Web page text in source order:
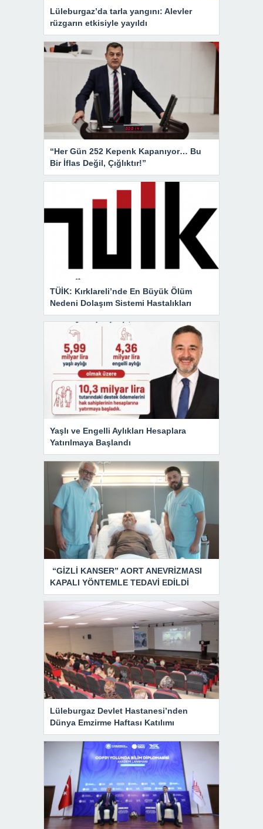
Lüleburgaz’da tarla yangını: Alevler
rüzgarın etkisiyle yayıldı
“Her Gün 252 Kepenk Kapanıyor… Bu
Bir İflas Değil, Çığlıktır!”
TÜİK: Kırklareli’nde En Büyük Ölüm
Nedeni Dolaşım Sistemi Hastalıkları
Yaşlı ve Engelli Aylıkları Hesaplara
Yatırılmaya Başlandı
“GİZLİ KANSER” AORT ANEVRİZMASI
KAPALI YÖNTEMLE TEDAVİ EDİLDİ
Lüleburgaz Devlet Hastanesi’nden
Dünya Emzirme Haftası Katılımı